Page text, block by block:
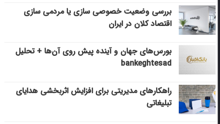
بررسی وضعیت خصوصی سازی یا مردمی سازی
اقتصاد کلان در ایران
بورس‌های جهان و آینده پیش روی آن‌ها + تحلیل
bankeghtesad
راهکارهای مدیریتی برای افزایش اثربخشی هدایای
تبلیغاتی